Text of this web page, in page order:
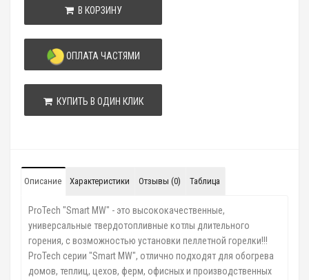
В КОРЗИНУ
ОПЛАТА ЧАСТЯМИ
КУПИТЬ В ОДИН КЛИК
Описание Характеристики Отзывы (0) Таблица
ProTech "Smart MW" - это высококачественные,
универсальные твердотопливные котлы длительного
горения, с возможностью установки пеллетной горелки!!!
ProTech серии "Smart MW", отлично подходят для обогрева
домов, теплиц, цехов, ферм, офисных и производственных